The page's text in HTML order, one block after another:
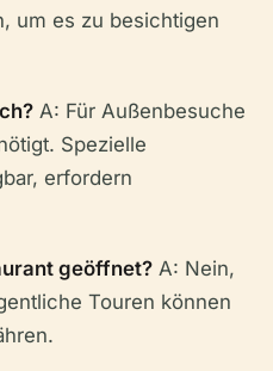
um es zu besichtigen
A: Für Außenbesuche
Spezielle
erfordern
geöffnet? A: Nein,
Touren können